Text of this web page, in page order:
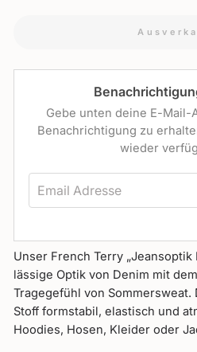
Gebe unten deine E-Mail-
Benachrichtigung zu
wieder
Unser French Terry
lässige Optik von Denim mit
Tragegefühl von Sommersweat.
Stoff formstabil, elastisch und
Hoodies, Hosen, Kleider oder